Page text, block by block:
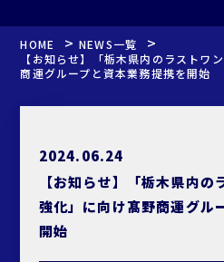
HOME >NEWS一覧 >
【お知らせ】「栃木県内のラストワ
商運グループと資本業務提携を開始
2024.06.24
【お知らせ】「栃木県内
強化」に向け髙野商運グル
開始